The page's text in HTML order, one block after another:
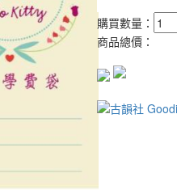
購買數量：
商品總價：